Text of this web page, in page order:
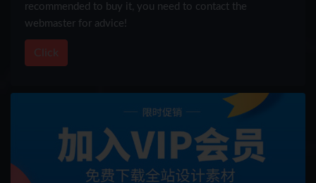
recommended to buy it, you need to contact the
webmaster for advice!
Click